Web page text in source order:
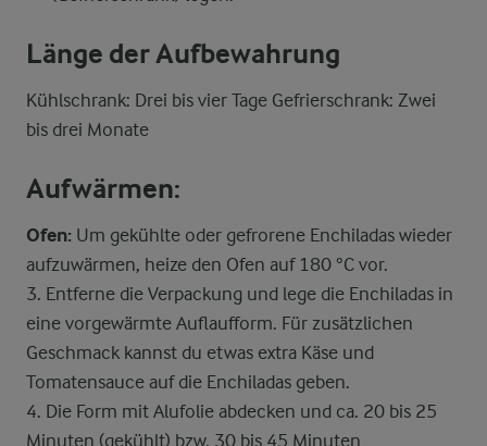
Länge der Aufbewahrung
Kühlschrank: Drei bis vier Tage Gefrierschrank: Zwei
bis drei Monate
Aufwärmen:
Ofen: Um gekühlte oder gefrorene Enchiladas wieder
aufzuwärmen, heize den Ofen auf 180 °C vor.
3. Entferne die Verpackung und lege die Enchiladas in
eine vorgewärmte Auflaufform. Für zusätzlichen
Geschmack kannst du etwas extra Käse und
Tomatensauce auf die Enchiladas geben.
4. Die Form mit Alufolie abdecken und ca. 20 bis 25
Minuten (gekühlt) bzw. 30 bis 45 Minuten